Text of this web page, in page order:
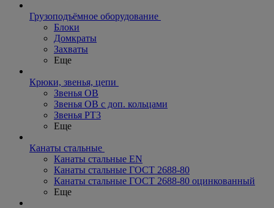
Грузоподъёмное оборудование
Блоки
Домкраты
Захваты
Еще
Крюки, звенья, цепи
Звенья ОВ
Звенья ОВ с доп. кольцами
Звенья РТ3
Еще
Канаты стальные
Канаты стальные EN
Канаты стальные ГОСТ 2688-80
Канаты стальные ГОСТ 2688-80 оцинкованный
Еще